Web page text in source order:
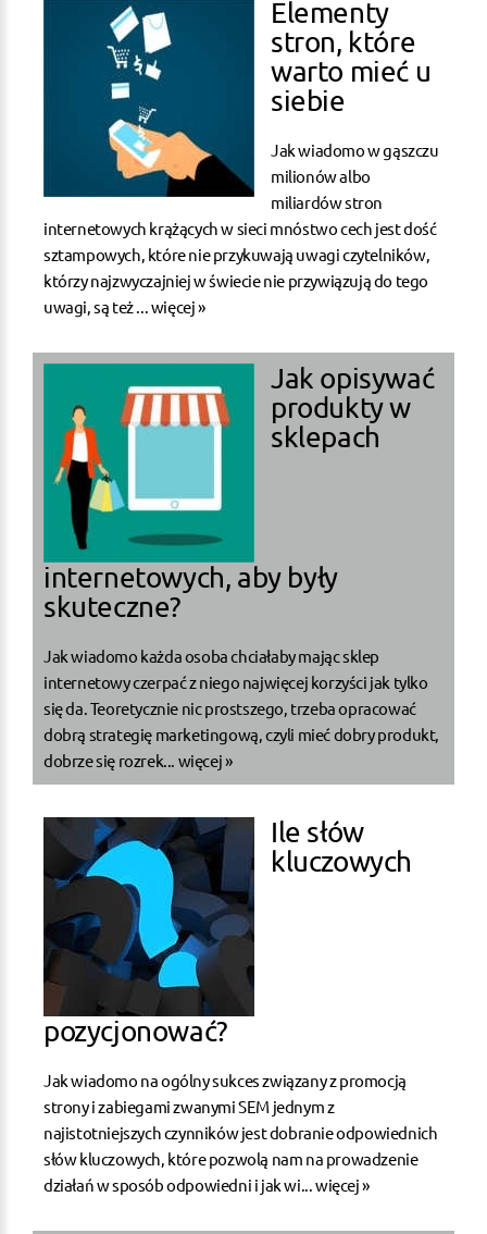
Elementy
stron, które
warto mieć u
siebie
Jak wiadomo w gąszczu
milionów albo
miliardów stron
internetowych krążących w sieci mnóstwo cech jest dość
sztampowych, które nie przykuwają uwagi czytelników,
którzy najzwyczajniej w świecie nie przywiązują do tego
uwagi, są też ... więcej »
Jak opisywać
produkty w
sklepach
internetowych, aby były
skuteczne?
Jak wiadomo każda osoba chciałaby mając sklep
internetowy czerpać z niego najwięcej korzyści jak tylko
się da. Teoretycznie nic prostszego, trzeba opracować
dobrą strategię marketingową, czyli mieć dobry produkt,
dobrze się rozrek... więcej »
Ile słów
kluczowych
pozycjonować?
Jak wiadomo na ogólny sukces związany z promocją
strony i zabiegami zwanymi SEM jednym z
najistotniejszych czynników jest dobranie odpowiednich
słów kluczowych, które pozwolą nam na prowadzenie
działań w sposób odpowiedni i jak wi...więcej »